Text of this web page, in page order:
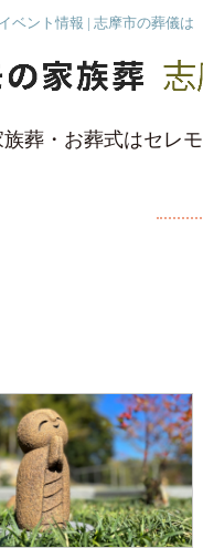
ベント情報 | 志摩市の葬儀は
葬・お葬式はセレモ